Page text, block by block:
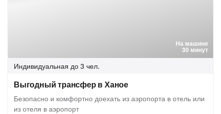
На машине
30 минут
Индивидуальная до 3 чел.
Выгодный трансфер в Ханое
Безопасно и комфортно доехать из аэропорта в отель или
из отеля в аэропорт